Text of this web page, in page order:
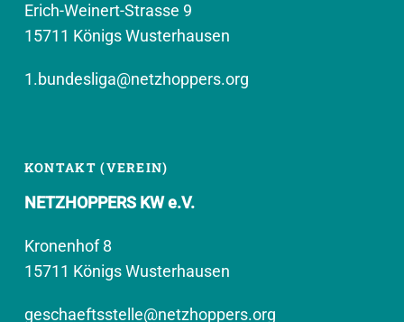
Erich-Weinert-Strasse 9
15711 Königs Wusterhausen
1.bundesliga@netzhoppers.org
KONTAKT (VEREIN)
NETZHOPPERS KW e.V.
Kronenhof 8
15711 Königs Wusterhausen
geschaeftsstelle@netzhoppers.org